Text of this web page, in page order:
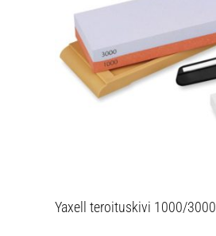
Yaxell teroituskivi 1000/3000